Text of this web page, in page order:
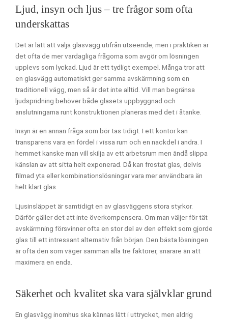
Ljud, insyn och ljus – tre frågor som ofta
underskattas
Det är lätt att välja glasvägg utifrån utseende, men i praktiken är
det ofta de mer vardagliga frågorna som avgör om lösningen
upplevs som lyckad. Ljud är ett tydligt exempel. Många tror att
en glasvägg automatiskt ger samma avskärmning som en
traditionell vägg, men så är det inte alltid. Vill man begränsa
ljudspridning behöver både glasets uppbyggnad och
anslutningarna runt konstruktionen planeras med det i åtanke.
Insyn är en annan fråga som bör tas tidigt. I ett kontor kan
transparens vara en fördel i vissa rum och en nackdel i andra. I
hemmet kanske man vill skilja av ett arbetsrum men ändå slippa
känslan av att sitta helt exponerad. Då kan frostat glas, delvis
filmad yta eller kombinationslösningar vara mer användbara än
helt klart glas.
Ljusinsläppet är samtidigt en av glasväggens stora styrkor.
Därför gäller det att inte överkompensera. Om man väljer för tät
avskärmning försvinner ofta en stor del av den effekt som gjorde
glas till ett intressant alternativ från början. Den bästa lösningen
är ofta den som väger samman alla tre faktorer, snarare än att
maximera en enda.
Säkerhet och kvalitet ska vara självklar grund
En glasvägg inomhus ska kännas lätt i uttrycket, men aldrig